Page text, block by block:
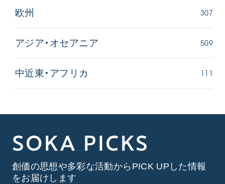
欧州 307
アジア・オセアニア 509
中近東・アフリカ 111
SOKA PICKS
創価の思想や多彩な活動からPICK UPした情報
をお届けします